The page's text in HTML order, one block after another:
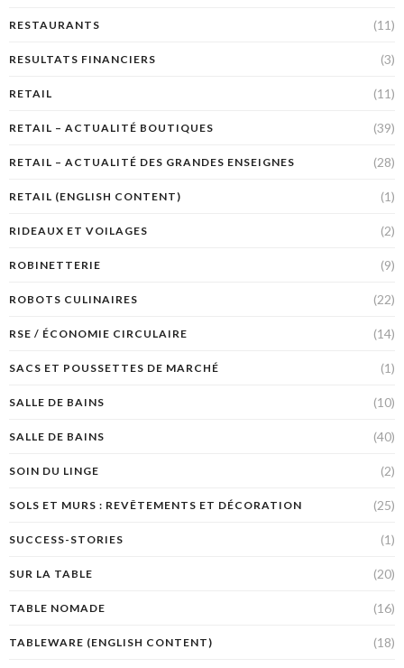
RESTAURANTS (11)
RESULTATS FINANCIERS (3)
RETAIL (11)
RETAIL – ACTUALITÉ BOUTIQUES (39)
RETAIL – ACTUALITÉ DES GRANDES ENSEIGNES (28)
RETAIL (ENGLISH CONTENT) (1)
RIDEAUX ET VOILAGES (2)
ROBINETTERIE (9)
ROBOTS CULINAIRES (22)
RSE / ÉCONOMIE CIRCULAIRE (14)
SACS ET POUSSETTES DE MARCHÉ (1)
SALLE DE BAINS (10)
SALLE DE BAINS (40)
SOIN DU LINGE (2)
SOLS ET MURS : REVÊTEMENTS ET DÉCORATION (25)
SUCCESS-STORIES (1)
SUR LA TABLE (20)
TABLE NOMADE (16)
TABLEWARE (ENGLISH CONTENT) (18)